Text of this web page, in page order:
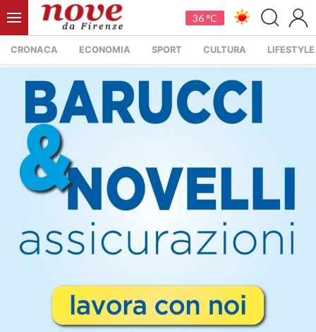
36 °C
CRONACA ECONOMIA SPORT CULTURA LIFESTYLE